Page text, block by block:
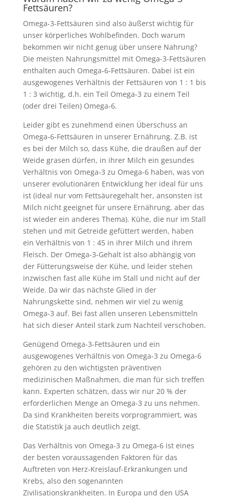
Fettsäuren?
Omega-3-Fettsäuren sind also äußerst wichtig für
unser körperliches Wohlbefinden. Doch warum
bekommen wir nicht genug über unsere Nahrung?
Die meisten Nahrungsmittel mit Omega-3-Fettsäuren
enthalten auch Omega-6-Fettsäuren. Dabei ist ein
ausgewogenes Verhältnis der Fettsäuren von 1 : 1 bis
1 : 3 wichtig, d.h. ein Teil Omega-3 zu einem Teil
(oder drei Teilen) Omega-6.
Leider gibt es zunehmend einen Überschuss an
Omega-6-Fettsäuren in unserer Ernährung. Z.B. ist
es bei der Milch so, dass Kühe, die draußen auf der
Weide grasen dürfen, in ihrer Milch ein gesundes
Verhältnis von Omega-3 zu Omega-6 haben, was von
unserer evolutionären Entwicklung her ideal für uns
ist (ideal nur vom Fettsäuregehalt her, ansonsten ist
Milch nicht geeignet für unsere Ernährung, aber das
ist wieder ein anderes Thema). Kühe, die nur im Stall
stehen und mit Getreide gefüttert werden, haben
ein Verhältnis von 1 : 45 in ihrer Milch und ihrem
Fleisch. Der Omega-3-Gehalt ist also abhängig von
der Fütterungsweise der Kühe, und leider stehen
inzwischen fast alle Kühe im Stall und nicht auf der
Weide. Da wir das nächste Glied in der
Nahrungskette sind, nehmen wir viel zu wenig
Omega-3 auf. Bei fast allen unseren Lebensmitteln
hat sich dieser Anteil stark zum Nachteil verschoben.
Genügend Omega-3-Fettsäuren und ein
ausgewogenes Verhältnis von Omega-3 zu Omega-6
gehören zu den wichtigsten präventiven
medizinischen Maßnahmen, die man für sich treffen
kann. Experten schätzen, dass wir nur 20 % der
erforderlichen Menge an Omega-3 zu uns nehmen.
Da sind Krankheiten bereits vorprogrammiert, was
die Statistik ja auch deutlich zeigt.
Das Verhältnis von Omega-3 zu Omega-6 ist eines
der besten voraussagenden Faktoren für das
Auftreten von Herz-Kreislauf-Erkrankungen und
Krebs, also den sogenannten
Zivilisationskrankheiten. In Europa und den USA